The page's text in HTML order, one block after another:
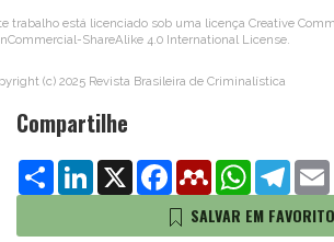
trabalho está licenciado sob uma licença Creative
ShareAlike 4.0 International License.
(c) 2025 Revista Brasileira de Criminalística
Compartilhe
ShareLinkedIn
X FacebookMendeleyWhatsApp
SALVAR EM